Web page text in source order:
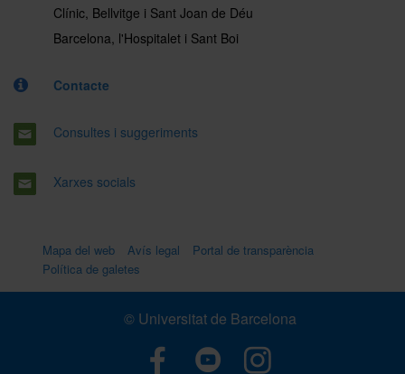
Clínic, Bellvitge i Sant Joan de Déu
Barcelona, l'Hospitalet i Sant Boi
Contacte
Consultes i suggeriments
Xarxes socials
Mapa del web Avís legal
Portal de transparència
Política de galetes
© Universitat de Barcelona